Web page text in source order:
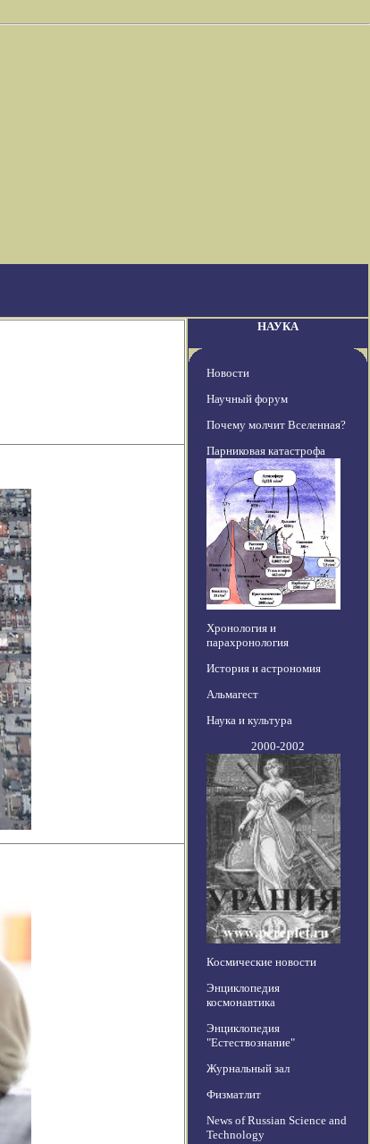
НАУКА
Новости
Научный форум
Почему молчит Вселенная?
Парниковая катастрофа
Хронология и
парахронология
История и астрономия
Альмагест
Наука и культура
2000-2002
Космические новости
Энциклопедия
космонавтика
Энциклопедия
"Естествознание"
Журнальный зал
Физматлит
News of Russian Science and
Technology